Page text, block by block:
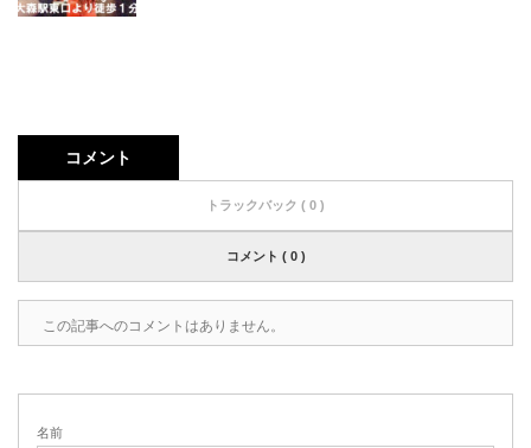
コメント
トラックバック ( 0 )
コメント ( 0 )
この記事へのコメントはありません。
名前